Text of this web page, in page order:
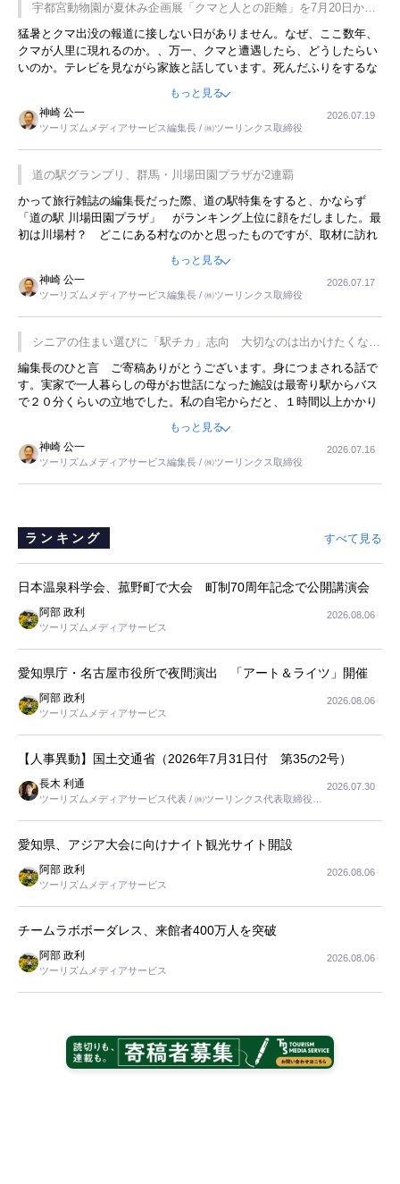
宇都宮動物園が夏休み企画展「クマと人との距離」を7月20日から
開催
猛暑とクマ出没の報道に接しない日がありません。なぜ、ここ数年、
クマが人里に現れるのか。、万一、クマと遭遇したら、どうしたらい
いのか。テレビを見ながら家族と話しています。死んだふりをするな
んてことは、冗談でもいえません。そんな中で、この企画展はタイム
もっと見る
神崎 公一
ツーリズムメディアサービス編集長 / ㈱ツーリンクス取締役
2026.07.19
道の駅グランプリ、群馬・川場田園プラザが2連覇
かって旅行雑誌の編集長だった際、道の駅特集をすると、かならず
「道の駅 川場田園プラザ」 がランキング上位に顔をだしました。最
初は川場村？ どこにある村なのかと思ったものですが、取材に訪れ
永井 彰一社長にインタビューしたら、興味深い話が次々が飛び出しま
した。プレゼンも巧みで、今でも思い出すことが２つあります。一つ
は、従業員に東京ディズニーランドを見学させ、サービス業、接客業
の何かを理解してもらっていることです。 もう一つは1800円もする
プレミアムヨーグルトを販売するにあたり、社内に懸念もあったそう
です。永井社長は、駐車場に都内ナンバーの高級外車が停まっている
ことに目をつけ、高級商品でも売れると確信したそうです。今回の記
事を懐かしく読みました。
もっと見る
神崎 公一
ツーリズムメディアサービス編集長 / ㈱ツーリンクス取締役
2026.07.17
シニアの住まい選びに「駅チカ」志向 大切なのは出かけたくなる
暮らし
編集長のひと言 ご寄稿ありがとうございます。身につまされる話で
す。実家で一人暮らしの母がお世話になった施設は最寄り駅からバス
で２０分くらいの立地でした。私の自宅からだと、１時間以上かかり
ました。母の住まいから近いという理由で、その施設を選択したので
すが、私と妹にとっては、半日仕事ででした。シニアの住まい選び
は、当人だけではなく、世話をする家族の足の便も考えない外池ない
と思いました。
もっと見る
神崎 公一
ツーリズムメディアサービス編集長 / ㈱ツーリンクス取締役
2026.07.16
ランキング すべて見る
日本温泉科学会、菰野町で大会 町制70周年記念で公開講演会
阿部 政利
ツーリズムメディアサービス
2026.08.06
愛知県庁・名古屋市役所で夜間演出 「アート＆ライツ」開催
阿部 政利
ツーリズムメディアサービス
2026.08.06
【人事異動】国土交通省（2026年7月31日付 第35の2号）
長木 利通
ツーリズムメディアサービス代表 / ㈱ツーリンクス代表取締役社
2026.07.30
愛知県、アジア大会に向けナイト観光サイト開設
阿部 政利
ツーリズムメディアサービス
2026.08.06
チームラボボーダレス、来館者400万人を突破
阿部 政利
ツーリズムメディアサービス
2026.08.06